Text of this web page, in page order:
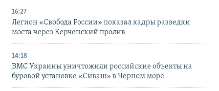
16:27
Легион «Свобода России» показал кадры разведки
моста через Керченский пролив
14:18
ВМС Украины уничтожили российские объекты на
буровой установке «Сиваш» в Черном море